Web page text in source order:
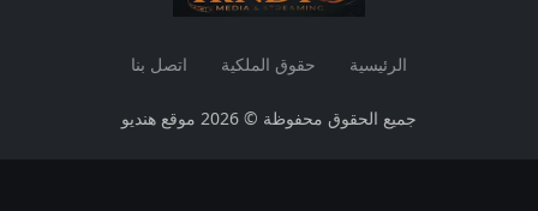
الرئيسية حقوق الملكية اتصل بنا
جميع الحقوق محفوظة © 2026 موقع هنديو